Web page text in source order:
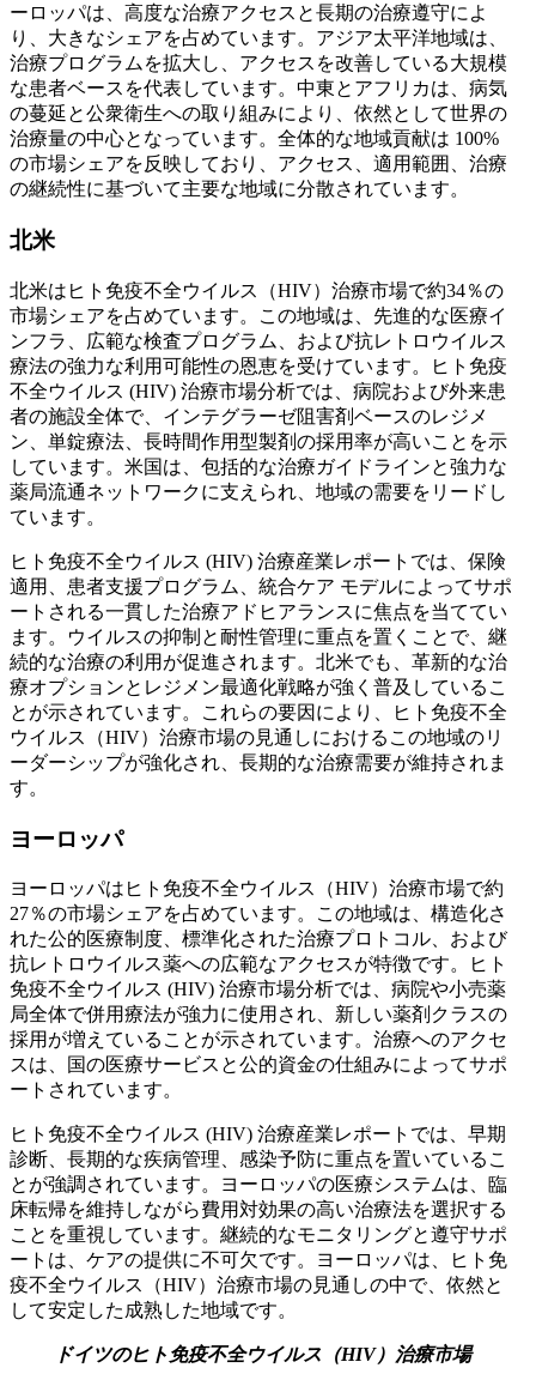
ーロッパは、高度な治療アクセスと長期の治療遵守によ
り、大きなシェアを占めています。アジア太平洋地域は、
治療プログラムを拡大し、アクセスを改善している大規模
な患者ベースを代表しています。中東とアフリカは、病気
の蔓延と公衆衛生への取り組みにより、依然として世界の
治療量の中心となっています。全体的な地域貢献は 100%
の市場シェアを反映しており、アクセス、適用範囲、治療
の継続性に基づいて主要な地域に分散されています。
北米
北米はヒト免疫不全ウイルス（HIV）治療市場で約34％の
市場シェアを占めています。この地域は、先進的な医療イ
ンフラ、広範な検査プログラム、および抗レトロウイルス
療法の強力な利用可能性の恩恵を受けています。ヒト免疫
不全ウイルス (HIV) 治療市場分析では、病院および外来患
者の施設全体で、インテグラーゼ阻害剤ベースのレジメ
ン、単錠療法、長時間作用型製剤の採用率が高いことを示
しています。米国は、包括的な治療ガイドラインと強力な
薬局流通ネットワークに支えられ、地域の需要をリードし
ています。
ヒト免疫不全ウイルス (HIV) 治療産業レポートでは、保険
適用、患者支援プログラム、統合ケア モデルによってサポ
ートされる一貫した治療アドヒアランスに焦点を当ててい
ます。ウイルスの抑制と耐性管理に重点を置くことで、継
続的な治療の利用が促進されます。北米でも、革新的な治
療オプションとレジメン最適化戦略が強く普及しているこ
とが示されています。これらの要因により、ヒト免疫不全
ウイルス（HIV）治療市場の見通しにおけるこの地域のリ
ーダーシップが強化され、長期的な治療需要が維持されま
す。
ヨーロッパ
ヨーロッパはヒト免疫不全ウイルス（HIV）治療市場で約
27％の市場シェアを占めています。この地域は、構造化さ
れた公的医療制度、標準化された治療プロトコル、および
抗レトロウイルス薬への広範なアクセスが特徴です。ヒト
免疫不全ウイルス (HIV) 治療市場分析では、病院や小売薬
局全体で併用療法が強力に使用され、新しい薬剤クラスの
採用が増えていることが示されています。治療へのアクセ
スは、国の医療サービスと公的資金の仕組みによってサポ
ートされています。
ヒト免疫不全ウイルス (HIV) 治療産業レポートでは、早期
診断、長期的な疾病管理、感染予防に重点を置いているこ
とが強調されています。ヨーロッパの医療システムは、臨
床転帰を維持しながら費用対効果の高い治療法を選択する
ことを重視しています。継続的なモニタリングと遵守サポ
ートは、ケアの提供に不可欠です。ヨーロッパは、ヒト免
疫不全ウイルス（HIV）治療市場の見通しの中で、依然と
して安定した成熟した地域です。
ドイツのヒト免疫不全ウイルス（HIV）治療市場